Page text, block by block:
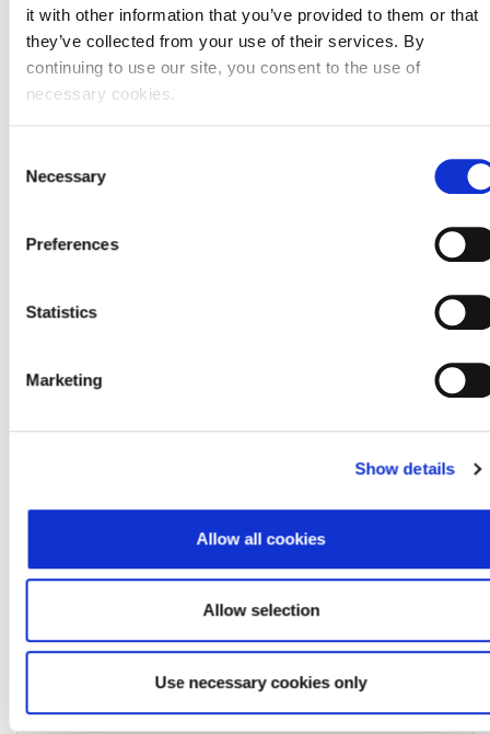
it with other information that you’ve provided to them or that
they’ve collected from your use of their services. By
continuing to use our site, you consent to the use of
necessary cookies.
Selection
Necessary
Preferences
Statistics
Marketing
Show details
Allow all cookies
Allow selection
Use necessary cookies only
Poštanski broj
10000
Grad
Zagreb
Država
Poštanski broj
IS_DIRECTLY_CONSOLIDATED_BY
Pokreni izazov podataka